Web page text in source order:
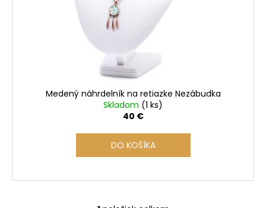
Medený náhrdelník na retiazke Nezábudka
Skladom (1 ks)
40 €
DO KOŠÍKA